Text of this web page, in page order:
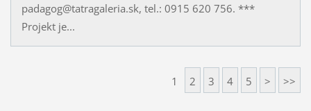
padagog@tatragaleria.sk, tel.: 0915 620 756. ***
Projekt je...
1 2 3 4 5 > >>